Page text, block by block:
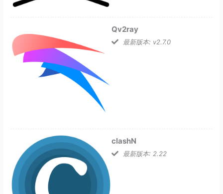
Qv2ray
最新版本: v2.7.0
clashN
最新版本: 2.22